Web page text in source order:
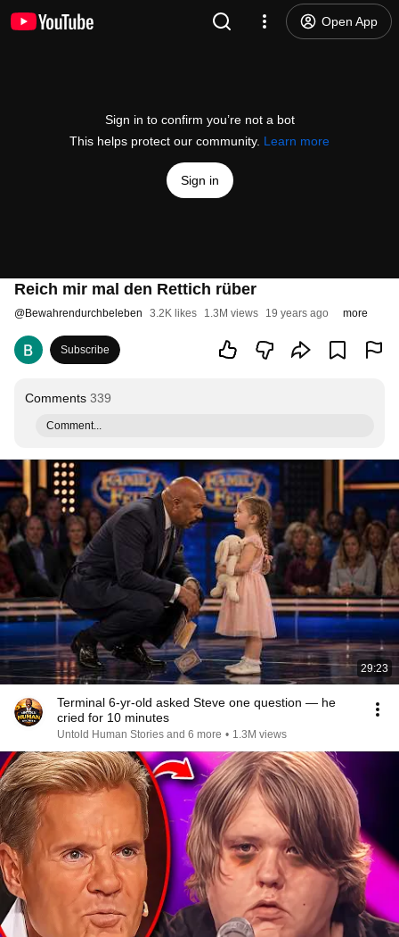
Open App
Sign in to confirm you’re not a bot
This helps protect our community. Learn more
Sign in
Reich mir mal den Rettich rüber
@Bewahrendurchbeleben 3.2K likes 1.3M views 19 years ago more
Subscribe
Comments 339
Comment...
29:23
Terminal 6-yr-old asked Steve one question — he
cried for 10 minutes
Untold Human Stories and 6 more • 1.3M views